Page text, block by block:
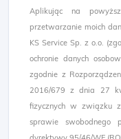
Aplikując na
przetwarzanie moich
KS Service Sp. z o.o.
ochronie danych
zgodnie z
2016/679 z dnia 27
fizycznych w związku
sprawie swobodnego